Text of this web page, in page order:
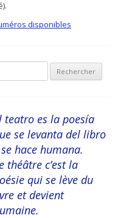
disponibles
teatro es la poesía
se levanta del libro
hace humana.
théâtre c’est la
qui se lève du
et devient